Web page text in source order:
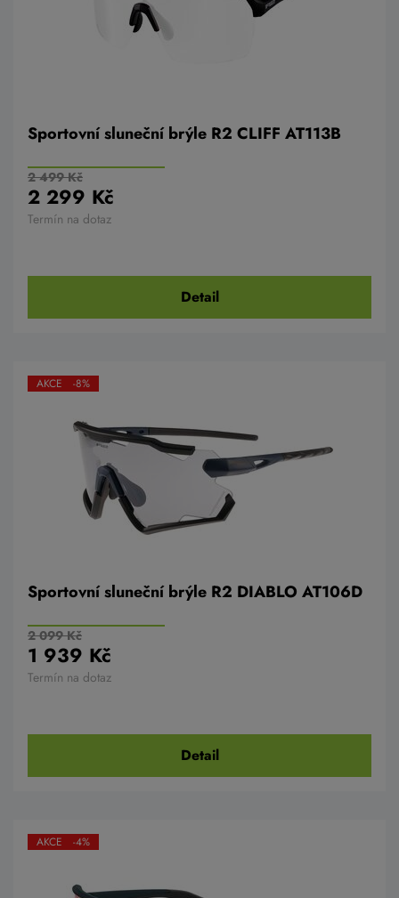
Sportovní sluneční brýle R2 CLIFF AT113B
2 499 Kč
2 299 Kč
Termín na dotaz
Detail
Sportovní sluneční brýle R2 DIABLO AT106D
AKCE -8%
2 099 Kč
1 939 Kč
Termín na dotaz
Detail
AKCE -4%